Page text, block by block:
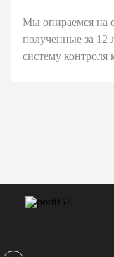
Мы опираемся на
полученные за 12
систему контроля